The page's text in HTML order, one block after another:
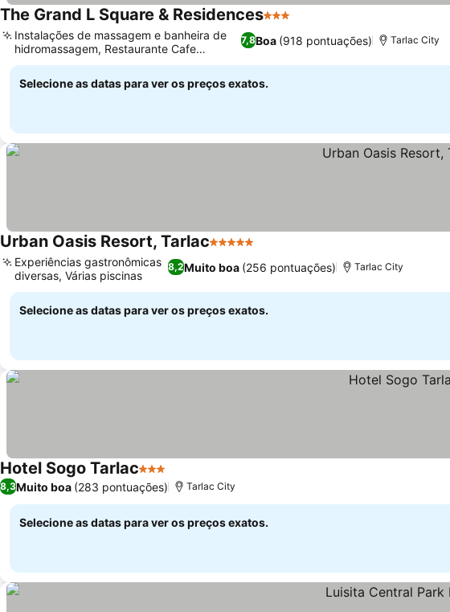
The Grand L Square & Residences3 Estrelas
7,8Boa (918 pontuações)
Instalações de massagem e banheira de
hidromassagem, Restaurante Cafe
Teodora
Tarlac City
Selecione as datas para ver os preços exatos.
Urban Oasis Resort, Tarlac5 Estrelas
8,2Muito boa (256 pontuações)
Experiências gastronômicas
diversas, Várias piscinas
Tarlac City
Selecione as datas para ver os preços exatos.
Hotel Sogo Tarlac3 EstrelasVer preços
8,3Muito boa (283 pontuações) Tarlac City
Selecione as datas para ver os preços exatos.